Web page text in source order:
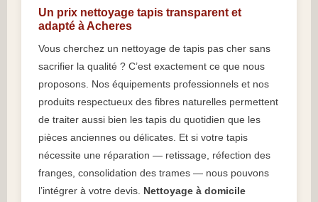
Un prix nettoyage tapis transparent et
adapté à Acheres
Vous cherchez un nettoyage de tapis pas cher sans
sacrifier la qualité ? C’est exactement ce que nous
proposons. Nos équipements professionnels et nos
produits respectueux des fibres naturelles permettent
de traiter aussi bien les tapis du quotidien que les
pièces anciennes ou délicates. Et si votre tapis
nécessite une réparation — retissage, réfection des
franges, consolidation des trames — nous pouvons
l’intégrer à votre devis. Nettoyage à domicile